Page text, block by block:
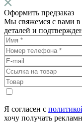
Оформить предзаказ
Мы свяжемся с вами в
деталей и
Я согласен с
хочу получать